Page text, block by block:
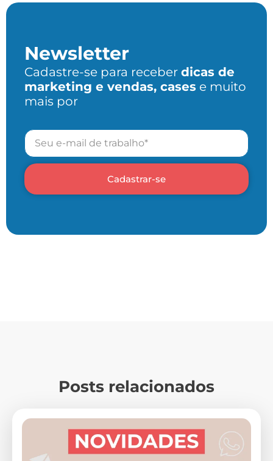
Newsletter
Cadastre-se para receber dicas de
marketing e vendas, cases e muito
mais por
Cadastrar-se
Posts relacionados